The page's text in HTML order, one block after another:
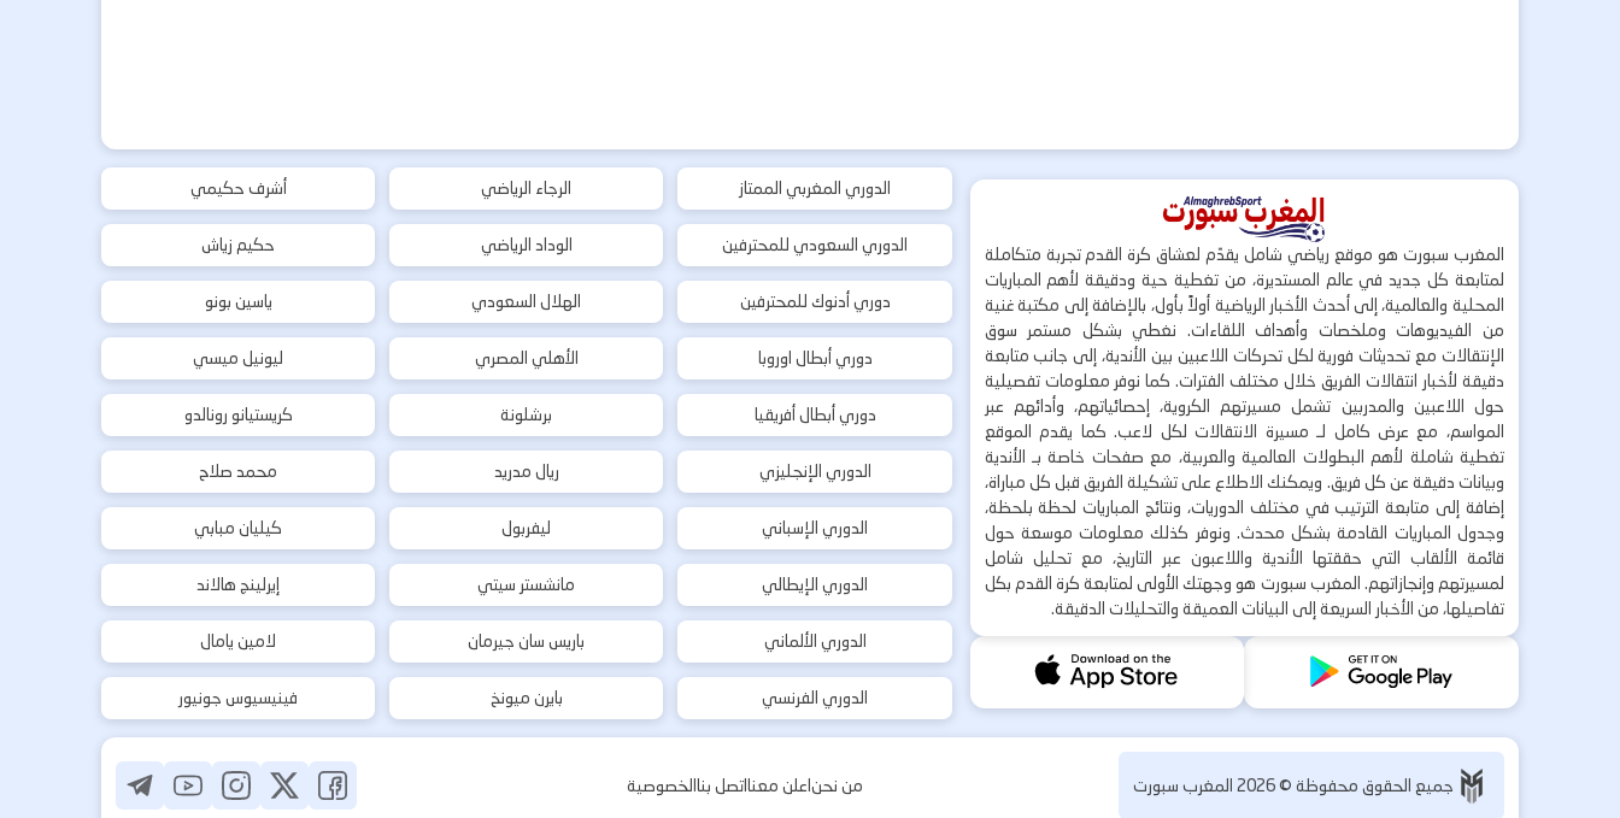
المغرب سبورت هو موقع رياضي شامل يقدّم لعشاق كرة القدم تجربة متكاملة
لمتابعة كل جديد في عالم المستديرة، من تغطية حية ودقيقة لأهم المباريات
المحلية والعالمية، إلى أحدث الأخبار الرياضية أولاً بأول، بالإضافة إلى مكتبة غنية
من الفيديوهات وملخصات وأهداف اللقاءات. نغطي بشكل مستمر سوق
الإنتقالات مع تحديثات فورية لكل تحركات اللاعبين بين الأندية، إلى جانب متابعة
دقيقة لأخبار انتقالات الفريق خلال مختلف الفترات. كما نوفر معلومات تفصيلية
حول اللاعبين والمدربين تشمل مسيرتهم الكروية، إحصائياتهم، وأدائهم عبر
المواسم، مع عرض كامل لـ مسيرة الانتقالات لكل لاعب. كما يقدم الموقع
تغطية شاملة لأهم البطولات العالمية والعربية، مع صفحات خاصة بـ الأندية
وبيانات دقيقة عن كل فريق. ويمكنك الاطلاع على تشكيلة الفريق قبل كل مباراة،
إضافة إلى متابعة الترتيب في مختلف الدوريات، ونتائج المباريات لحظة بلحظة،
وجدول المباريات القادمة بشكل محدث. ونوفر كذلك معلومات موسعة حول
قائمة الألقاب التي حققتها الأندية واللاعبون عبر التاريخ، مع تحليل شامل
لمسيرتهم وإنجازاتهم. المغرب سبورت هو وجهتك الأولى لمتابعة كرة القدم بكل
تفاصيلها، من الأخبار السريعة إلى البيانات العميقة والتحليلات الدقيقة.
الدوري المغربي الممتاز
الدوري السعودي للمحترفين
دوري أدنوك للمحترفين
دوري أبطال اوروبا
دوري أبطال أفريقيا
الدوري الإنجليزي
الدوري الإسباني
الدوري الإيطالي
الدوري الألماني
الدوري الفرنسي
الرجاء الرياضي
الوداد الرياضي
الهلال السعودي
الأهلي المصري
برشلونة
ريال مدريد
ليفربول
مانشستر سيتي
باريس سان جيرمان
بايرن ميونخ
أشرف حكيمي
حكيم زياش
ياسين بونو
ليونيل ميسي
كريستيانو رونالدو
محمد صلاح
كيليان مبابي
إيرلينج هالاند
لامين يامال
فينيسيوس جونيور
جميع الحقوق محفوظة ©2026المغرب سبورت من نحناعلن معنااتصل بناالخصوصية